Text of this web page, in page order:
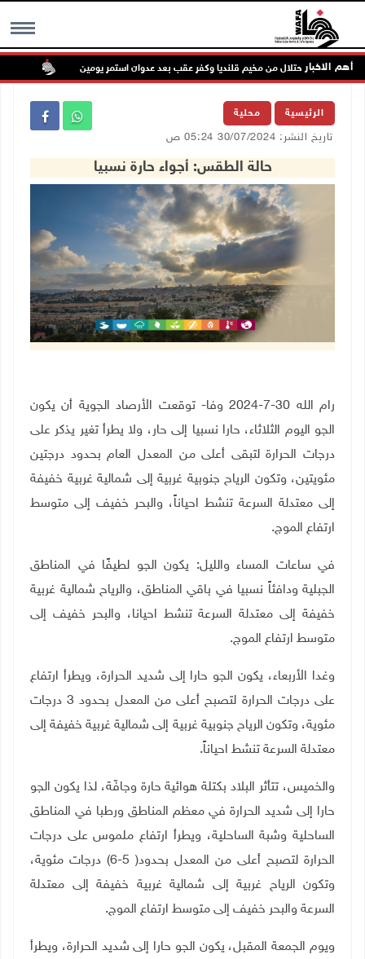
MENU أهم الاخبار
قوات الاحتلال من مخيم قلنديا وكفر عقب بعد عدوان استمر يومين
الرئيسية محلية
تاريخ النشر: 30/07/2024 05:24 ص
حالة الطقس: أجواء حارة نسبيا
رام الله 30-7-2024 وفا- توقعت الأرصاد الجوية أن يكون
الجو اليوم الثلاثاء، حارا نسبيا إلى حار، ولا يطرأ تغير يذكر على
درجات الحرارة لتبقى أعلى من المعدل العام بحدود درجتين
مئويتين، وتكون الرياح جنوبية غربية إلى شمالية غربية خفيفة
إلى معتدلة السرعة تنشط احياناً، والبحر خفيف إلى متوسط
ارتفاع الموج.
في ساعات المساء والليل: يكون الجو لطيفًا في المناطق
الجبلية ودافئاً نسبيا في باقي المناطق، والرياح شمالية غربية
خفيفة إلى معتدلة السرعة تنشط احيانا، والبحر خفيف إلى
متوسط ارتفاع الموج.
وغدا الأربعاء، يكون الجو حارا إلى شديد الحرارة، ويطرأ ارتفاع
على درجات الحرارة لتصبح أعلى من المعدل بحدود 3 درجات
مئوية، وتكون الرياح جنوبية غربية إلى شمالية غربية خفيفة إلى
معتدلة السرعة تنشط احياناً.
والخميس، تتأثر البلاد بكتلة هوائية حارة وجافّة، لذا يكون الجو
حارا إلى شديد الحرارة في معظم المناطق ورطبا في المناطق
الساحلية وشبة الساحلية، ويطرأ ارتفاع ملموس على درجات
الحرارة لتصبح أعلى من المعدل بحدود( 5-6) درجات مئوية،
وتكون الرياح غربية إلى شمالية غربية خفيفة إلى معتدلة
السرعة والبحر خفيف إلى متوسط ارتفاع الموج.
ويوم الجمعة المقبل، يكون الجو حارا إلى شديد الحرارة، ويطرأ